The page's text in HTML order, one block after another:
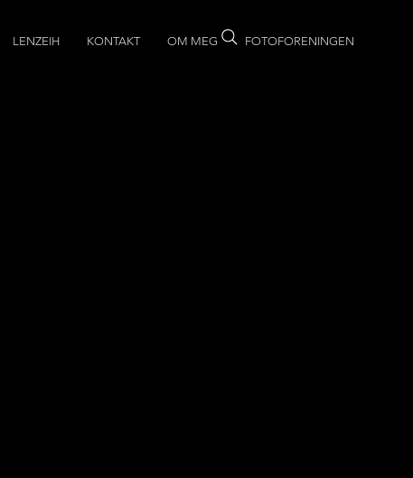
LENZEIH KONTAKT OM MEG FOTOFORENINGEN